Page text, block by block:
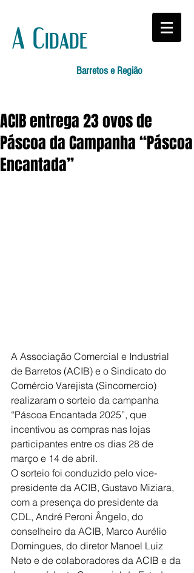
A Cidade
Barretos e Região
ACIB entrega 23 ovos de
Páscoa da Campanha “Páscoa
Encantada”
A Associação Comercial e Industrial
de Barretos (ACIB) e o Sindicato do
Comércio Varejista (Sincomercio)
realizaram o sorteio da campanha
“Páscoa Encantada 2025”, que
incentivou as compras nas lojas
participantes entre os dias 28 de
março e 14 de abril.
O sorteio foi conduzido pelo vice-
presidente da ACIB, Gustavo Miziara,
com a presença do presidente da
CDL, André Peroni Ângelo, do
conselheiro da ACIB, Marco Aurélio
Domingues, do diretor Manoel Luiz
Neto e de colaboradores da ACIB e da